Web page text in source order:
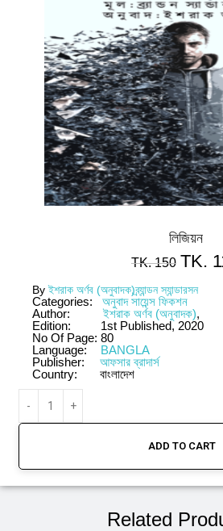
লিজিয়ন
TK.150 TK.
Byইশরাক অর্ণব (অনুবাদক)ব্র্যান্ডন স্যান্ডারসন
Categories:
অনুবাদ সায়েন্স ফিকশন
Author:
ইশরাক অর্ণব (অনুবাদক),
Edition:
1st Published, 2020
No Of Page: 80
Language:
BANGLA
Publisher:
আফসার ব্রাদার্স
Country:
বাংলাদেশ
ADD TO CART
Related